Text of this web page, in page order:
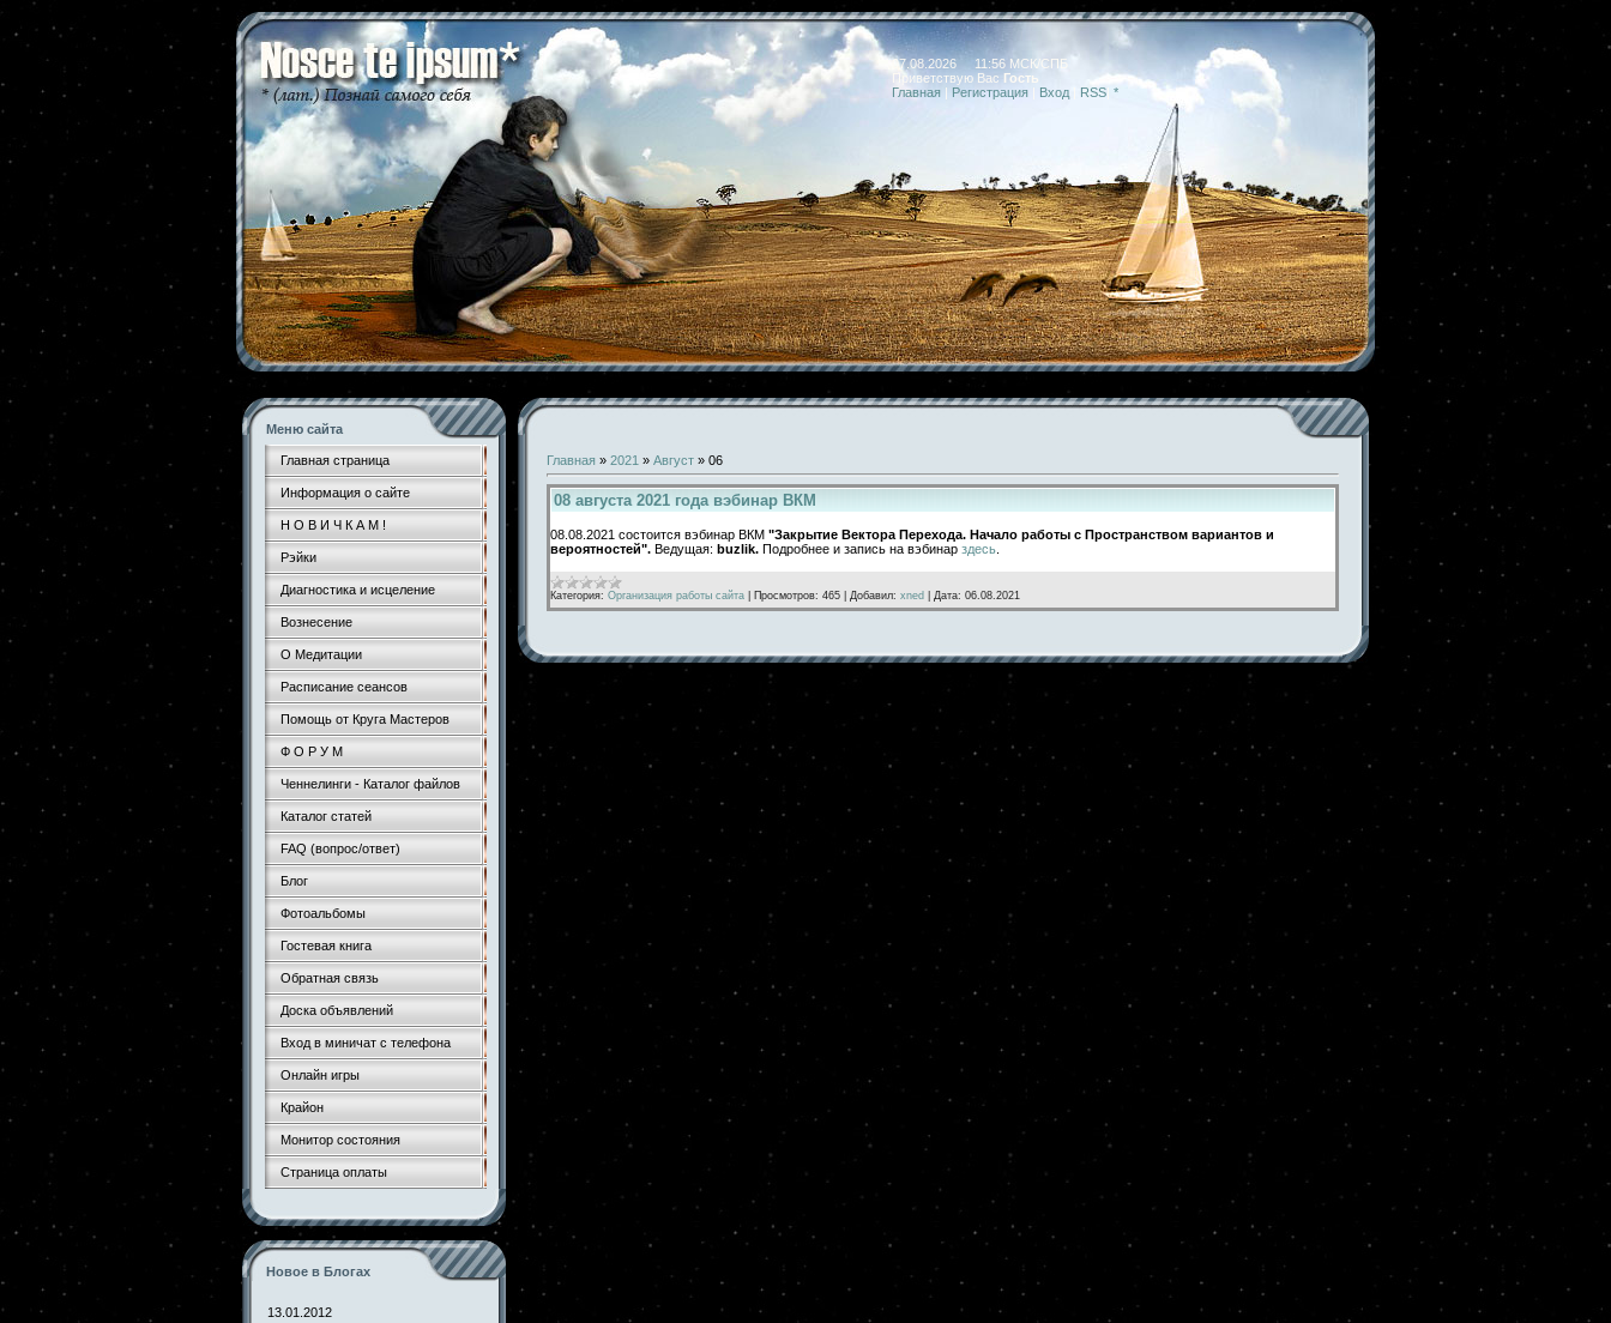
07.08.2026 11:56 МСК/СПБ
Приветствую Вас Гость
Главная | Регистрация | Вход RSS *
Меню сайта
Главная страница
Информация о сайте
Н О В И Ч К А М !
Рэйки
Диагностика и исцеление
Вознесение
О Медитации
Расписание сеансов
Помощь от Круга Мастеров
Ф О Р У М
Ченнелинги - Каталог файлов
Каталог статей
FAQ (вопрос/ответ)
Блог
Фотоальбомы
Гостевая книга
Обратная связь
Доска объявлений
Вход в миничат с телефона
Онлайн игры
Крайон
Монитор состояния
Страница оплаты
Новое в Блогах
13.01.2012
Главная » 2021 » Август » 06
08 августа 2021 года вэбинар ВКМ
08.08.2021 состоится вэбинар ВКМ "Закрытие Вектора Перехода. Начало работы с Пространством вариантов и
вероятностей". Ведущая: buzlik. Подробнее и запись на вэбинар здесь
Категория: Организация работы сайта Просмотров: 465 Добавил: xned Дата: 06.08.2021